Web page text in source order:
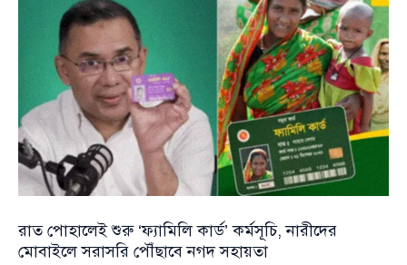
তুললেন
জামায়াত
আমীর
শফিকুর
রহমান
রাত পোহালেই শুরু ‘ফ্যামিলি কার্ড’ কর্মসূচি, নারীদের
মোবাইলে সরাসরি পৌঁছাবে নগদ সহায়তা